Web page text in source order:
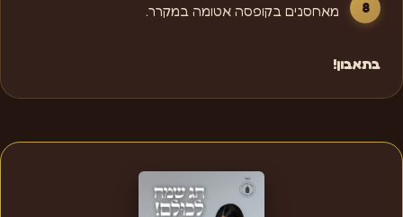
מאחסנים בקופסה אטומה במקרר.
בתאבון!